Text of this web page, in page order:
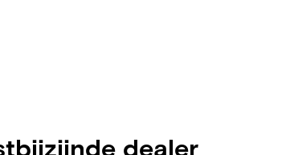
dealer